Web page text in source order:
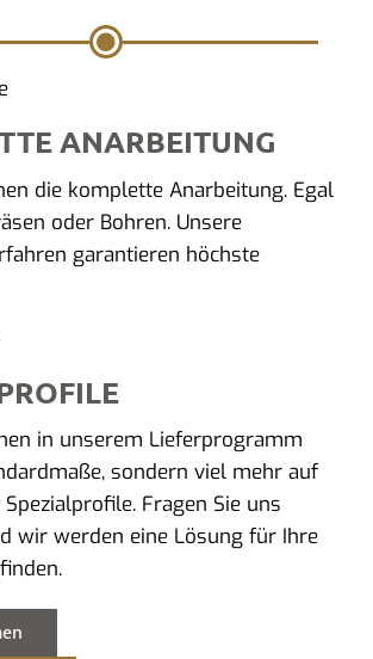
ANARBEITUNG
die komplette Anarbeitung. Egal
oder Bohren. Unsere
garantieren höchste
in unserem Lieferprogramm
sondern viel mehr auf
Fragen Sie uns
wir werden eine Lösung für Ihre